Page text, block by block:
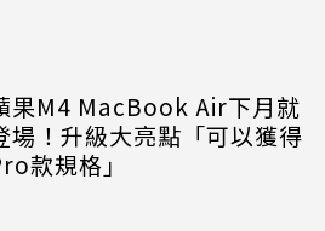
果M4 MacBook Air下月就
場！升級大亮點「可以獲得
款規格」